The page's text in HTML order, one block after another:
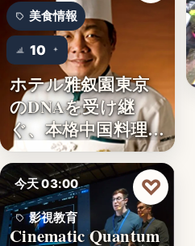
美食情報
10
ホテル雅叙園東京
のDNAを受け継
ぐ、本格中国料理店
「万福…
今天 03:00
影視教育
Cinematic Quantum
♡